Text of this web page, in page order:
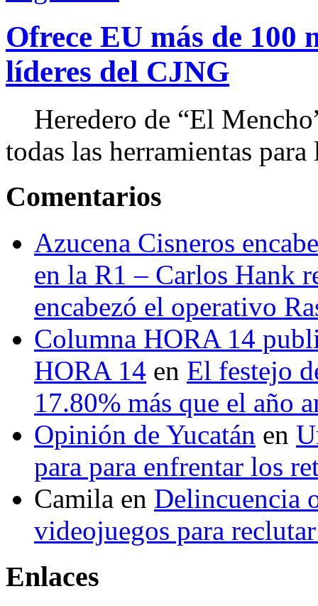
Ofrece EU más de 100
líderes del CJNG
Heredero de “El
todas las herramientas
Comentarios
Azucena Cisneros
en la R1 – Carlos Hank
encabezó el operativo
Columna HORA 14
HORA 14 en El festejo
17.80% más que el año
Opinión de Yucatán en
para para enfrentar los
Camila en Delincuencia
videojuegos para
Enlaces